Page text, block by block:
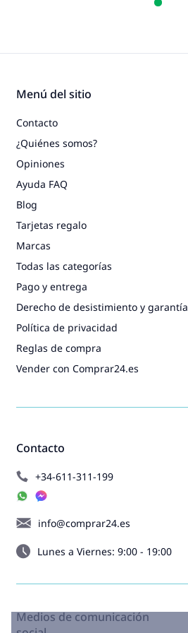
Contacto
+34-611-311-199
info@comprar24.es
Lunes a Viernes: 9:00 - 19:00
Menú del sitio
Contacto
¿Quiénes somos?
Opiniones
Ayuda FAQ
Blog
Tarjetas regalo
Marcas
Todas las categorías
Pago y entrega
Derecho de desistimiento y garantía
Política de privacidad
Reglas de compra
Vender con Comprar24.es
Medios de comunicación